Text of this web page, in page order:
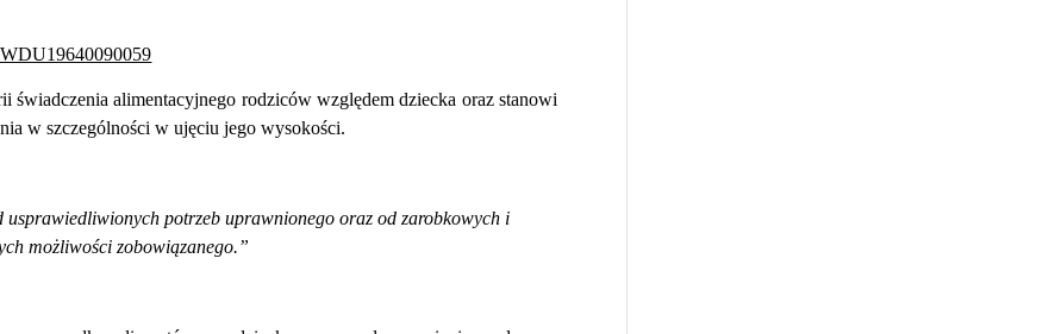
świadczenia alimentacyjnego rodziców względem dziecka oraz stanowi
w szczególności w ujęciu jego wysokości.
usprawiedliwionych potrzeb uprawnionego oraz od zarobkowych i
możliwości zobowiązanego.”